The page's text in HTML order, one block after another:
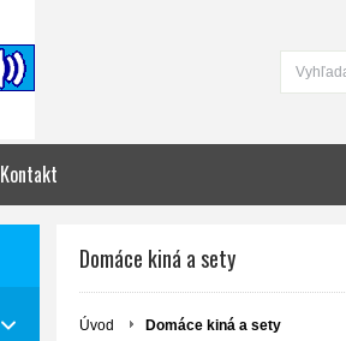
Kontakt
Domáce kiná a sety
Úvod Domáce kiná a sety